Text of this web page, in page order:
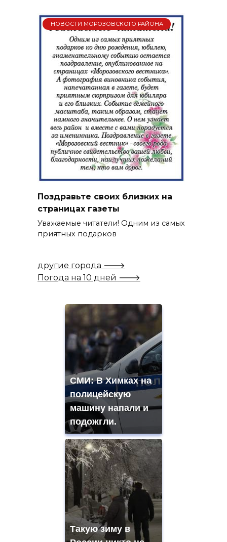
НОВОСТИ МОРОЗОВСКОГО РАЙОНА
Поздравьте своих близких на
страницах газеты
Уважаемые читатели! Одним из самых
приятных подарков
другие города 🡒
Погода на 10 дней 🡒
СМИ: В Химках на
полицейскую
машину напали и
подожгли.
Такую зиму в